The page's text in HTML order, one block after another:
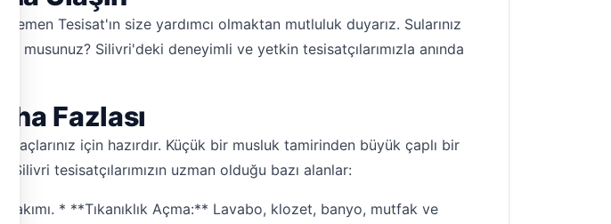
Tesisat'ın size yardımcı olmaktan mutluluk duyarız. Sularınız
musunuz? Silivri'deki deneyimli ve yetkin tesisatçılarımızla anında
Fazlası
için hazırdır. Küçük bir musluk tamirinden büyük çaplı bir
tesisatçılarımızın uzman olduğu bazı alanlar:
* **Tıkanıklık Açma:** Lavabo, klozet, banyo, mutfak ve